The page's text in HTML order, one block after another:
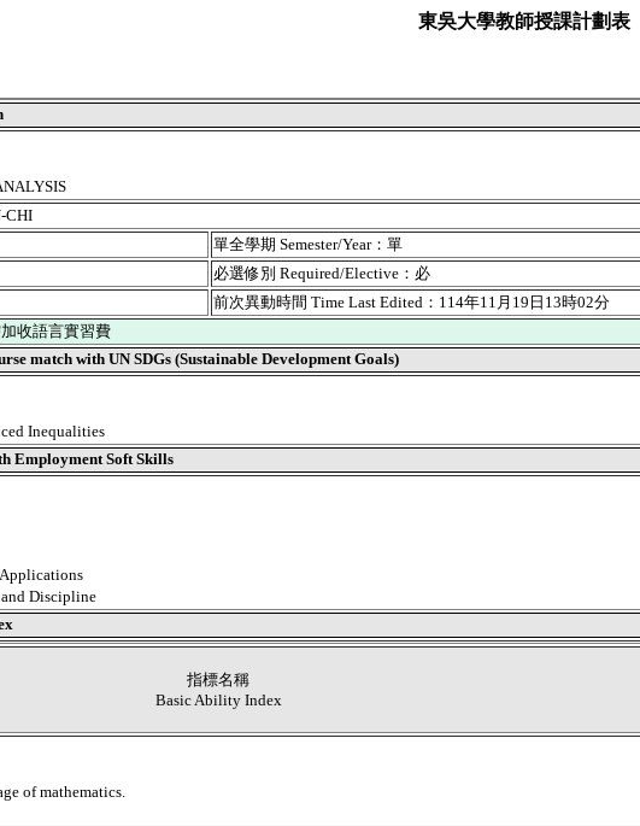
東吳大學教師授課計劃表
CHI
單全學期 Semester/Year：單
必選修別 Required/Elective：必
前次異動時間 Time Last Edited：114年11月19日13時02分
收語言實習費
match with UN SDGs (Sustainable Development Goals)
Inequalities
Employment Soft Skills
Discipline
指標名稱
Basic Ability Index
of mathematics.